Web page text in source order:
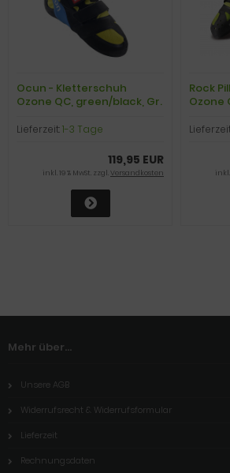
Ocun - Kletterschuh
Ozone QC, green/black, Gr.
Lieferzeit:1-3 Tage
119,95 EUR
inkl. 19 % MwSt. zzgl.Versandkosten
Rock
Ozone
inkl.
Mehr über...
Unsere AGB
Widerrufsrecht & Widerrufsformular
Lieferzeit
Rechnungsdaten